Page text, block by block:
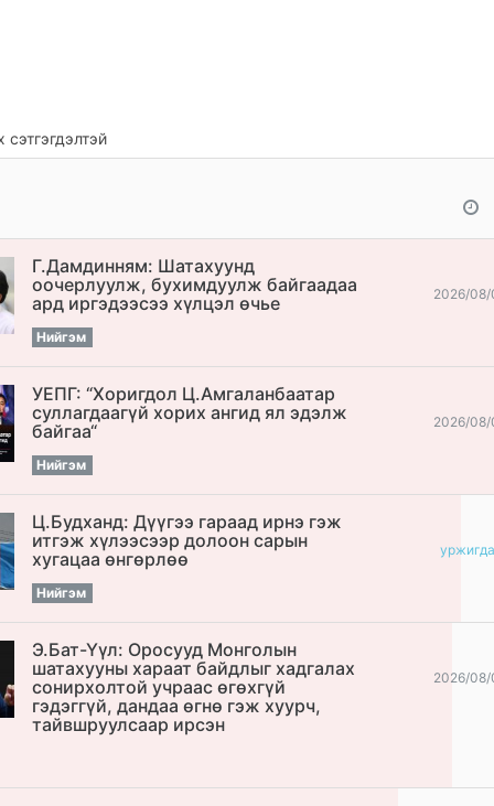
Г.Дамдинням: Шатахуунд
оочерлуулж, бухимдуулж байгаадаа
ард иргэдээсээ хүлцэл өчье
Нийгэм
2026/08/
УЕПГ: “Хоригдол Ц.Амгаланбаатар
cуллагдаагүй хорих ангид ял эдэлж
байгаа“
Нийгэм
2026/08/
Ц.Будханд: Дүүгээ гараад ирнэ гэж
итгэж хүлээсээр долоон сарын
хугацаа өнгөрлөө
Нийгэм
Э.Бат-Үүл: Оросууд Монголын
шатахууны хараат байдлыг хадгалах
сонирхолтой учраас өгөхгүй
гэдэггүй, дандаа өгнө гэж хуурч,
тайвшруулсаар ирсэн
2026/08/